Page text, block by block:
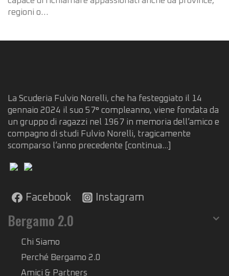
regioni o…
La Scuderia Fulvio Norelli, che ha festeggiato il 14
gennaio 2024 il suo 57° compleanno, viene fondata da
un gruppo di ragazzi nel 1967 in memoria dell’amico e
compagno di studi Fulvio Norelli, tragicamente
scomparso l’anno precedente
[continua...]
Facebook Instagram
Bergamo 2.0
Chi Siamo
Perché Bergamo 2.0
Amici & Partners